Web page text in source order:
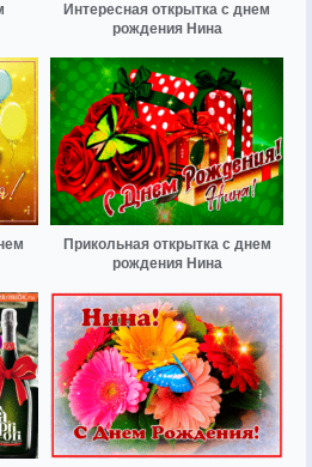
Интересная открытка с днем
рождения Нина
Прикольная открытка с днем
рождения Нина